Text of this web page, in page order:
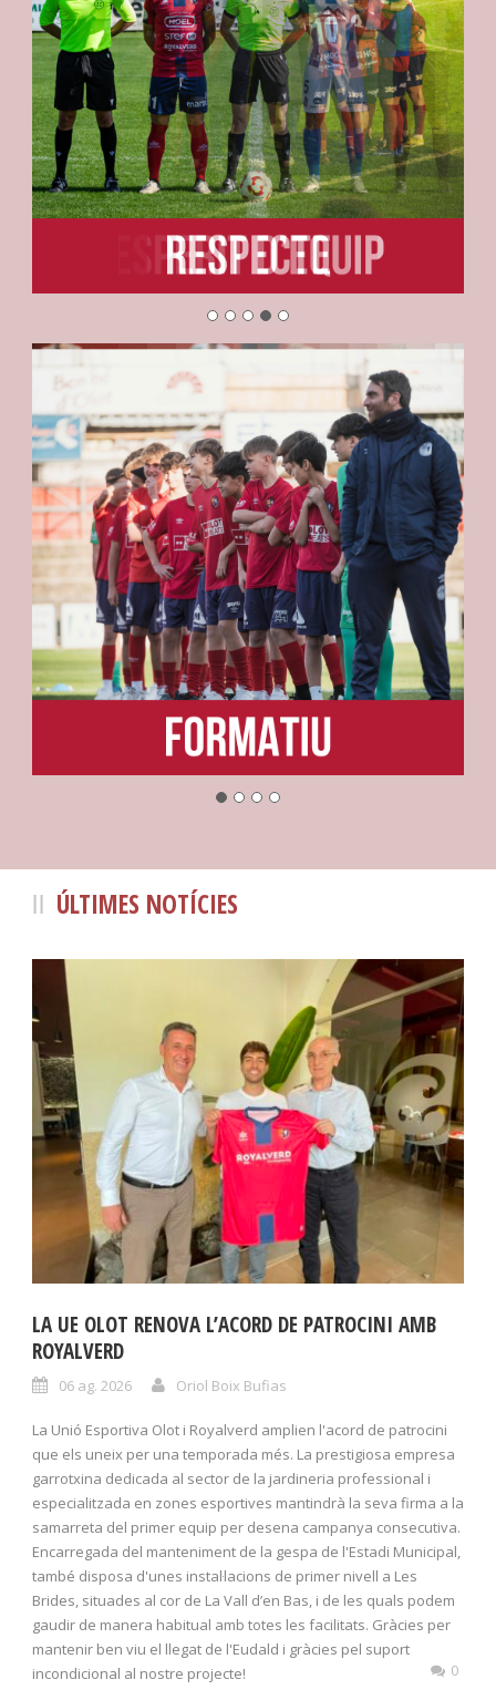
ÚLTIMES NOTÍCIES
LA UE OLOT RENOVA L’ACORD DE PATROCINI AMB
ROYALVERD
06 ag. 2026 Oriol Boix Bufias
La Unió Esportiva Olot i Royalverd amplien l'acord de patrocini
que els uneix per una temporada més. La prestigiosa empresa
garrotxina dedicada al sector de la jardineria professional i
especialitzada en zones esportives mantindrà la seva firma a la
samarreta del primer equip per desena campanya consecutiva.
Encarregada del manteniment de la gespa de l'Estadi Municipal,
també disposa d'unes instal·lacions de primer nivell a Les
Brides, situades al cor de La Vall d’en Bas, i de les quals podem
gaudir de manera habitual amb totes les facilitats. Gràcies per
mantenir ben viu el llegat de l'Eudald i gràcies pel suport
incondicional al nostre projecte!
0